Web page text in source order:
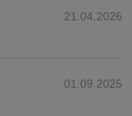
21.04.2026
01.09.2025